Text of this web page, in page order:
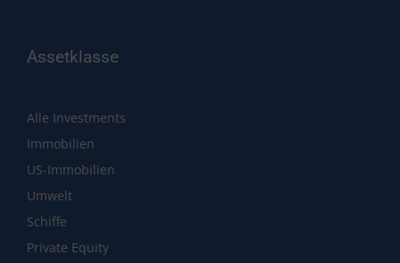
Assetklasse
Alle Investments
Immobilien
US-Immobilien
Umwelt
Schiffe
Private Equity